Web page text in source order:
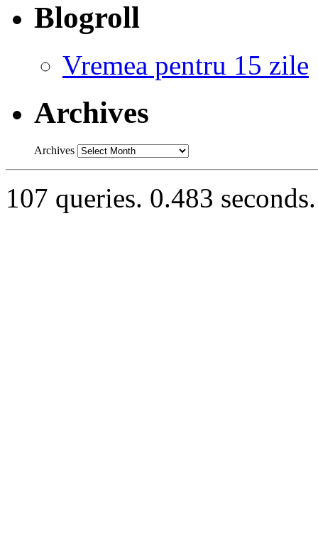
Blogroll
Vremea pentru 15 zile
Archives
Archives
107 queries. 0.483 seconds.